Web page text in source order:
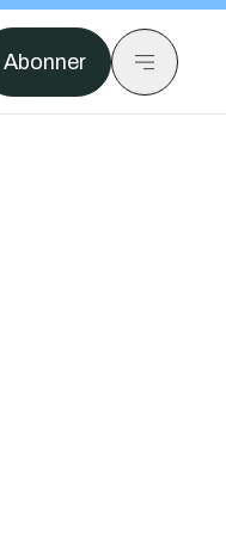
Abonner